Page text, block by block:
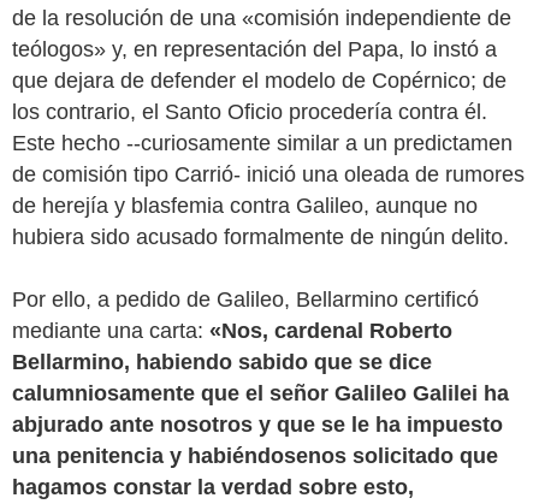
de la resolución de una «comisión independiente de
teólogos» y, en representación del Papa, lo instó a
que dejara de defender el modelo de Copérnico; de
los contrario, el Santo Oficio procedería contra él.
Este hecho --curiosamente similar a un predictamen
de comisión tipo Carrió- inició una oleada de rumores
de herejía y blasfemia contra Galileo, aunque no
hubiera sido acusado formalmente de ningún delito.
Por ello, a pedido de Galileo, Bellarmino certificó
mediante una carta: «Nos, cardenal Roberto
Bellarmino, habiendo sabido que se dice
calumniosamente que el señor Galileo Galilei ha
abjurado ante nosotros y que se le ha impuesto
una penitencia y habiéndosenos solicitado que
hagamos constar la verdad sobre esto,